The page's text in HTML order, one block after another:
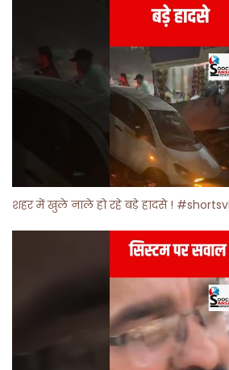
शहर में खुले नाले हो रहे बड़े हादसे !